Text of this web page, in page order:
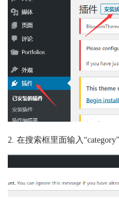
2. 在搜索框里面输入